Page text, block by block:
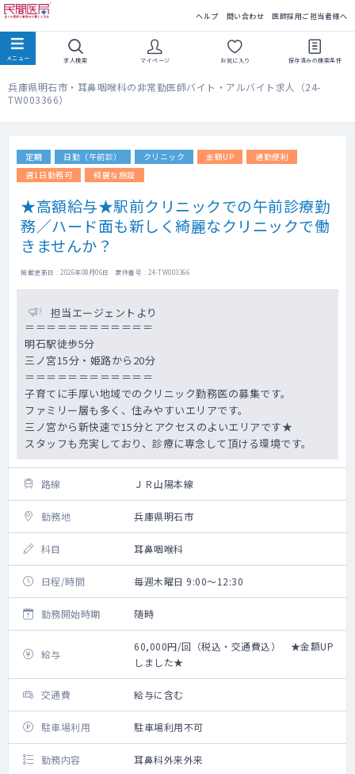
ヘルプ 問い合わせ 医師採用ご担当者様へ
求人検索 マイページ お気に入り 保存済みの検索条件
兵庫県明石市・耳鼻咽喉科の非常勤医師バイト・アルバイト求人（24-
TW003366）
定期 日勤（午前診） クリニック 金額UP
通勤便利
週1日勤務可
綺麗な施設
★高額給与★駅前クリニックでの午前診療勤
務／ハード面も新しく綺麗なクリニックで働
きませんか？
掲載更新日 : 2026年08月06日 案件番号 : 24-TW003366
担当エージェントより
＝＝＝＝＝＝＝＝＝＝＝＝
明石駅徒歩5分
三ノ宮15分・姫路から20分
＝＝＝＝＝＝＝＝＝＝＝＝
子育てに手厚い地域でのクリニック勤務医の募集です。
ファミリー層も多く、住みやすいエリアです。
三ノ宮から新快速で15分とアクセスのよいエリアです★
スタッフも充実しており、診療に専念して頂ける環境です。
路線 ＪＲ山陽本線
勤務地 兵庫県明石市
科目 耳鼻咽喉科
日程/時間 毎週木曜日 9:00～12:30
勤務開始時期 随時
給与
60,000円/回（税込・交通費込） ★金額UP
しました★
交通費 給与に含む
駐車場利用 駐車場利用不可
勤務内容 耳鼻科外来外来